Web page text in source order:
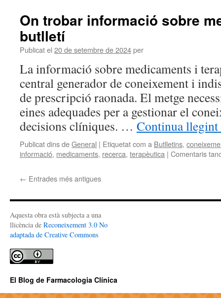
On trobar informació sobre
butlletí
Publicat el 20 de setembre de 2024per
La informació sobre medicaments i
central generador de coneixement i
de prescripció raonada. El metge
eines adequades per a gestionar el
decisions clíniques. … Continua llegint
Publicat dins deGeneral | Etiquetat com a Butlletins,
informació, medicaments, recerca, terapèutica | Comentaris
← Entrades més antigues
Aquesta obra està subjecta a una
llicència de Reconeixement 3.0 No
adaptada de Creative Commons
El Blog de Farmacologia Clínica